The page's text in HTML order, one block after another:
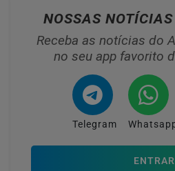
NOSSAS NOTÍCIAS
Receba as notícias do
no seu app favorito
Telegram
ENTRAR